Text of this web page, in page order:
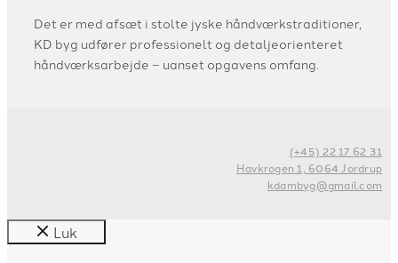
Det er med afsæt i stolte jyske håndværkstraditioner,
KD byg udfører professionelt og detaljeorienteret
håndværksarbejde – uanset opgavens omfang.
(+45) 22 17 62 31
Havkrogen 1, 6064 Jordrup
kdambyg@gmail.com
Luk